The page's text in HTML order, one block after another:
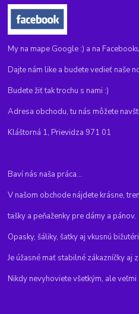
My na mape Google :) a na
Dajte nám like a budete vedieť naše
Budete žiť tak trochu s nami :)
Adresa obchodu, tu nás môžete
Kláštorná 1, Prievidza 971 01
Baví nás naša práca...
V našom obchode nájdete krásne,
tašky a peňaženky pre dámy a pánov.
Opasky, šáliky, šatky aj vkusnú
Je úžasné mať stabilné zákazníčky aj
Nikdy nevyhoviete všetkým, ale veľmi